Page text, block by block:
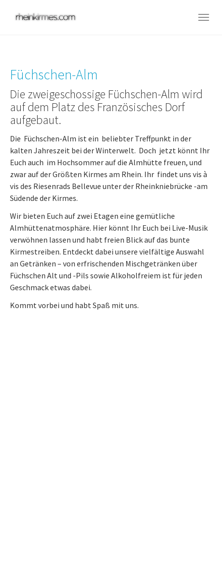
Füchschen-Alm
Die zweigeschossige Füchschen-Alm wird
auf dem Platz des Französisches Dorf
aufgebaut.
Die Füchschen-Alm ist ein beliebter Treffpunkt in der
kalten Jahreszeit bei der Winterwelt. Doch jetzt könnt Ihr
Euch auch im Hochsommer auf die Almhütte freuen, und
zwar auf der Größten Kirmes am Rhein. Ihr findet uns vis à
vis des Riesenrads Bellevue unter der Rheinkniebrücke -am
Südende der Kirmes.
Wir bieten Euch auf zwei Etagen eine gemütliche
Almhüttenatmosphäre. Hier könnt Ihr Euch bei Live-Musik
verwöhnen lassen und habt freien Blick auf das bunte
Kirmestreiben. Entdeckt dabei unsere vielfältige Auswahl
an Getränken – von erfrischenden Mischgetränken über
Füchschen Alt und -Pils sowie Alkoholfreiem ist für jeden
Geschmack etwas dabei.
Kommt vorbei und habt Spaß mit uns.